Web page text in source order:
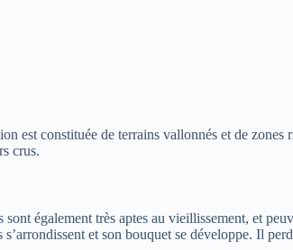
est constituée de terrains vallonnés et de
crus.
également très aptes au vieillissement, et
et son bouquet se développe. Il